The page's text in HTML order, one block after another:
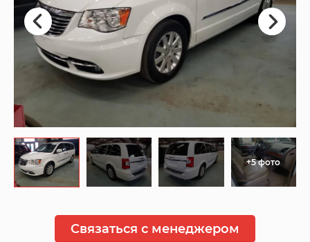
+5 фото
Связаться с менеджером